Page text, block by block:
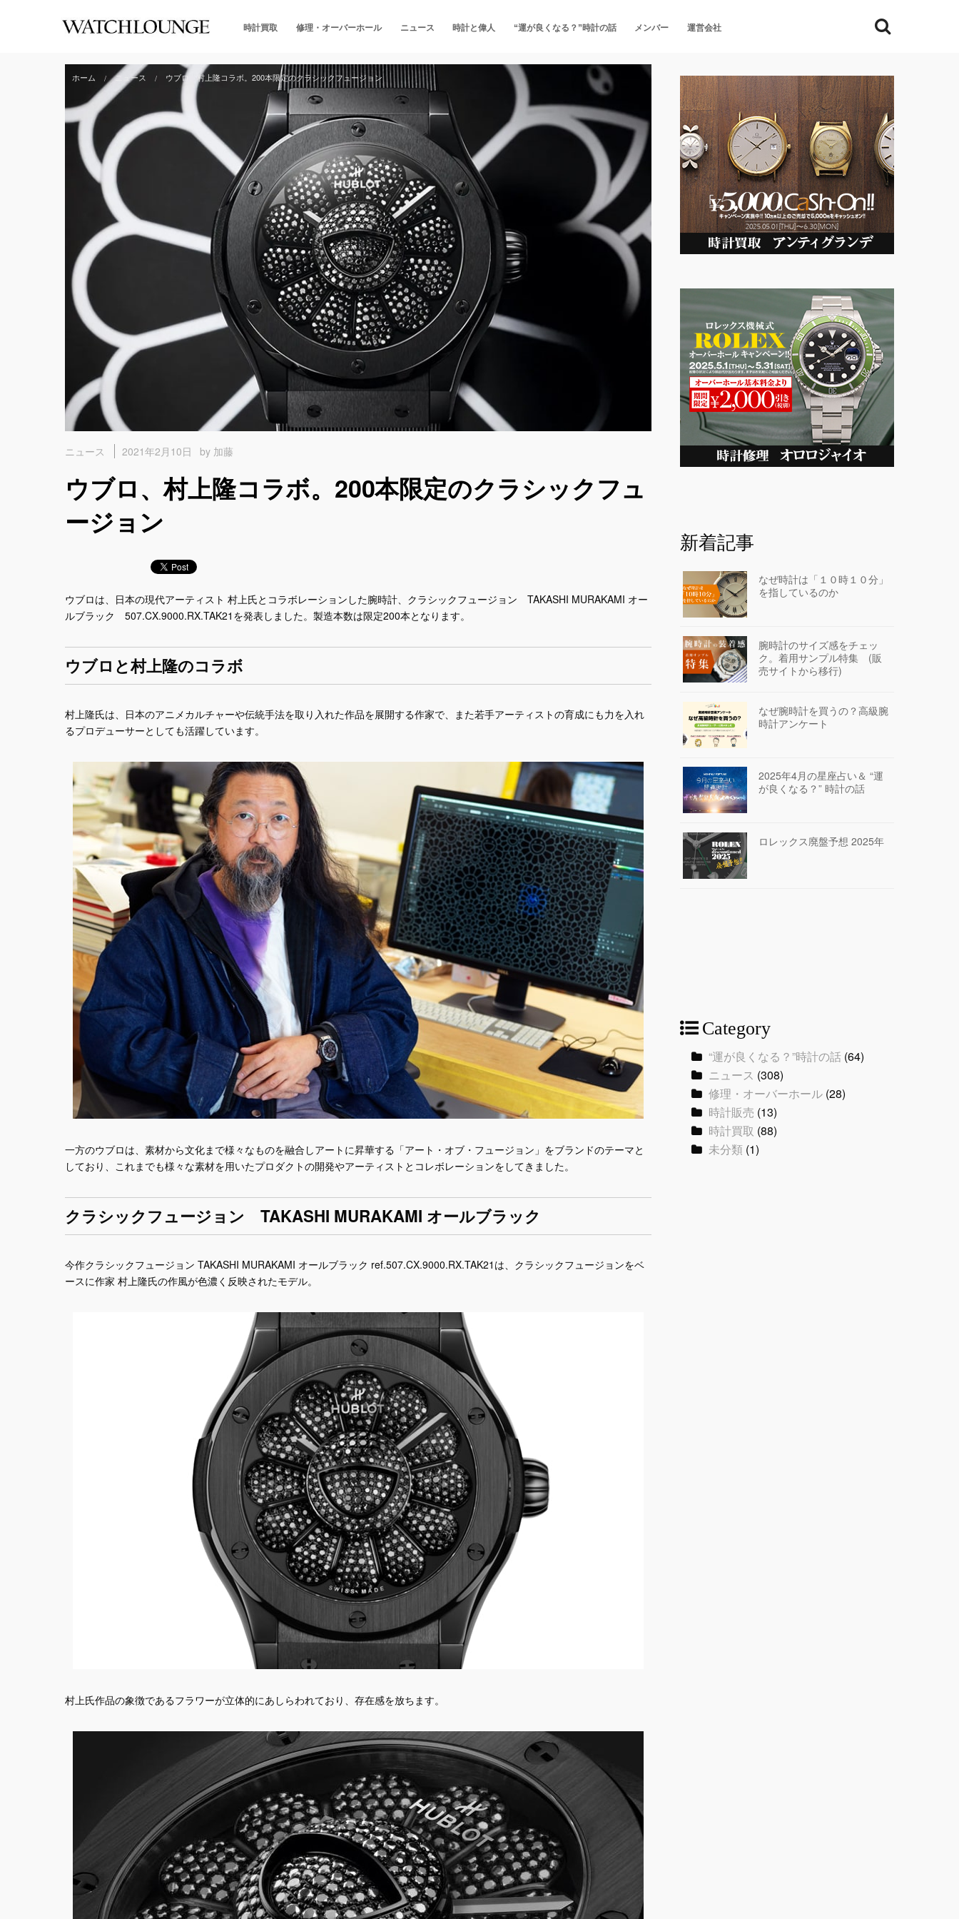
時計買取 修理・オーバーホール ニュース 時計と偉人 “運が良くなる？”時計の話 メンバー 運営会社
ホーム ニュース ウブロ、村上隆コラボ。200本限定のクラシックフュージョン
ニュース 2021年2月10日 by 加藤
ウブロ、村上隆コラボ。200本限定のクラシックフュ
ージョン
ウブロは、日本の現代アーティスト 村上氏とコラボレーションした腕時計、クラシックフュージョン TAKASHI MURAKAMI オー
ルブラック 507.CX.9000.RX.TAK21を発表しました。製造本数は限定200本となります。
ウブロと村上隆のコラボ
村上隆氏は、日本のアニメカルチャーや伝統手法を取り入れた作品を展開する作家で、また若手アーティストの育成にも力を入れ
るプロデューサーとしても活躍しています。
一方のウブロは、素材から文化まで様々なものを融合しアートに昇華する「アート・オブ・フュージョン」をブランドのテーマと
しており、これまでも様々な素材を用いたプロダクトの開発やアーティストとコレボレーションをしてきました。
クラシックフュージョン TAKASHI MURAKAMI オールブラック
今作クラシックフュージョン TAKASHI MURAKAMI オールブラック ref.507.CX.9000.RX.TAK21は、クラシックフュージョンをベ
ースに作家 村上隆氏の作風が色濃く反映されたモデル。
村上氏作品の象徴であるフラワーが立体的にあしらわれており、存在感を放ちます。
新着記事
なぜ時計は「１０時１０分」
を指しているのか
腕時計のサイズ感をチェッ
ク。着用サンプル特集 (販
売サイトから移行)
なぜ腕時計を買うの？高級腕
時計アンケート
2025年4月の星座占い＆ “運
が良くなる？” 時計の話
ロレックス廃盤予想 2025年
Category
“運が良くなる？”時計の話 (64)
ニュース (308)
修理・オーバーホール (28)
時計販売 (13)
時計買取 (88)
未分類 (1)